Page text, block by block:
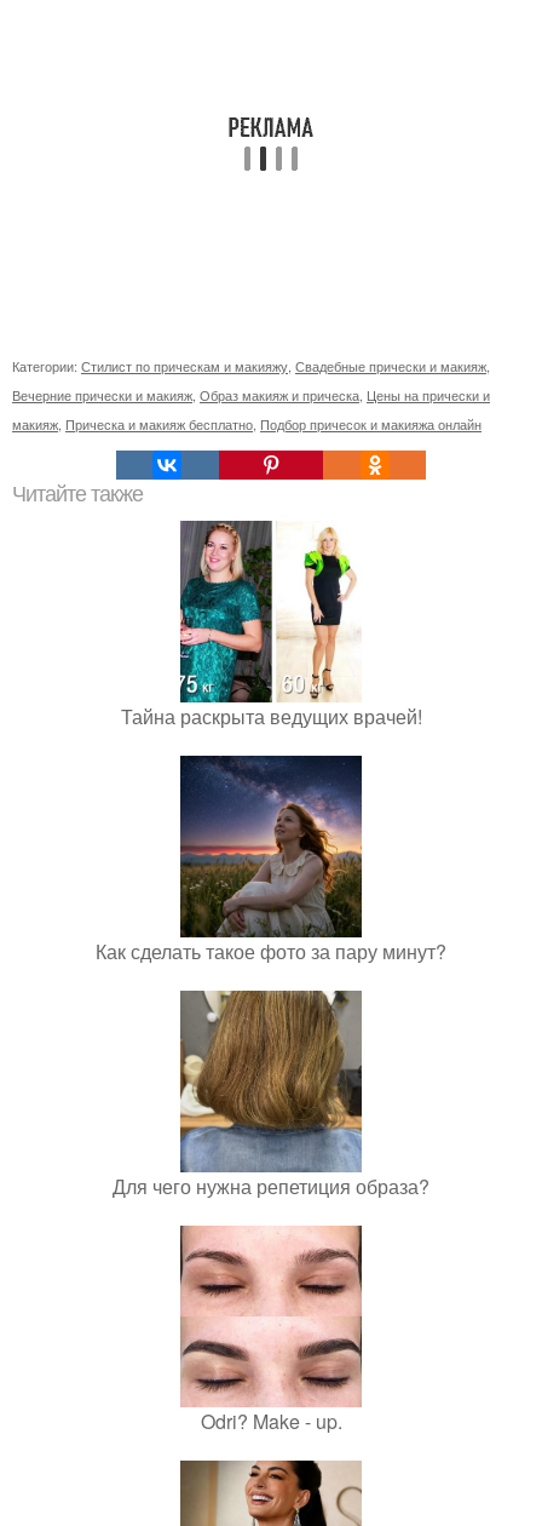
Категории: Стилист по прическам и макияжу Свадебные прически и макияж
Вечерние прически и макияж Образ макияж и прическа Цены на прически и
макияж Прическа и макияж бесплатно Подбор причесок и макияжа онлайн
Читайте также
Тайна раскрыта ведущих врачей!
Как сделать такое фото за пару минут?
Для чего нужна репетиция образа?
Odri? Make - up.